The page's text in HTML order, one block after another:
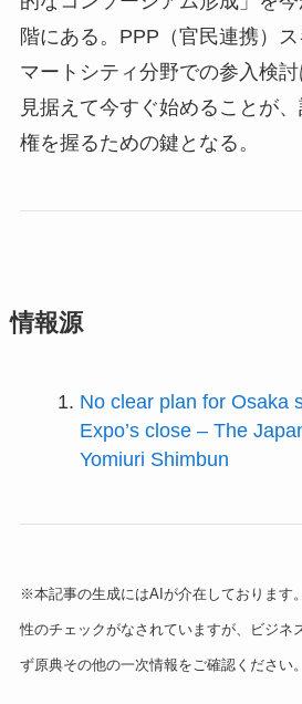
階にある。 PPP （官民連携）
マートシティ分野での参入検討
見据えて今すぐ始めることが
権を握るための鍵となる。
情報源
No clear plan for Osaka
Expo’s close – The
Yomiuri Shimbun
※本記事の生成にはAIが介在しております
性のチェックがなされていますが、ビジネ
ず原典その他の一次情報をご確認ください。